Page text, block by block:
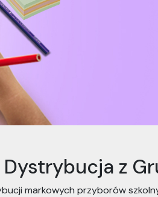
Dystrybucja z
markowych przyborów